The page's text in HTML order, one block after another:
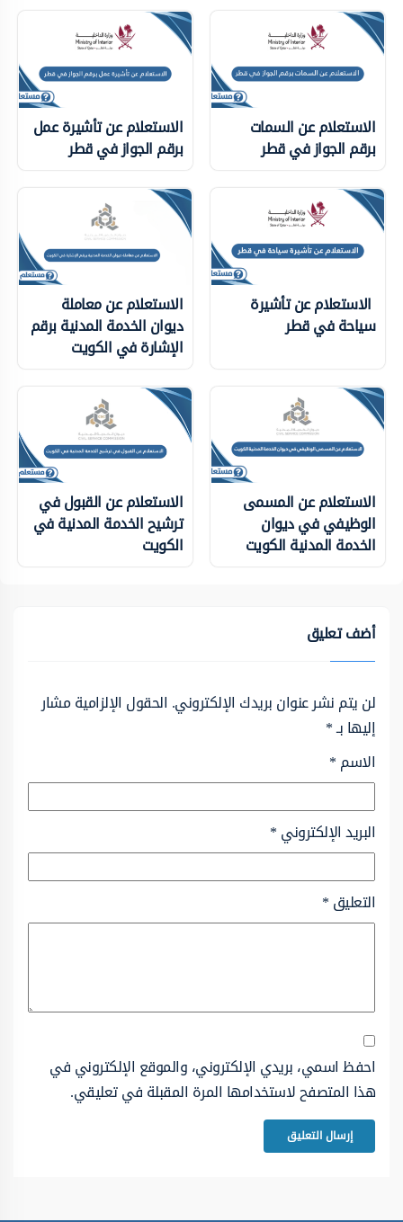
الاستعلام عن السمات
برقم الجواز في قطر
الاستعلام عن تأشيرة عمل
برقم الجواز في قطر
الاستعلام عن تأشيرة
سياحة في قطر
الاستعلام عن معاملة
ديوان الخدمة المدنية برقم
الإشارة في الكويت
الاستعلام عن المسمى
الوظيفي في ديوان
الخدمة المدنية الكويت
الاستعلام عن القبول في
ترشيح الخدمة المدنية في
الكويت
أضف تعليق
لن يتم نشر عنوان بريدك الإلكتروني. الحقول الإلزامية مشار
إليها بـ*
الاسم*
البريد الإلكتروني*
التعليق*
احفظ اسمي، بريدي الإلكتروني، والموقع الإلكتروني في
هذا المتصفح لاستخدامها المرة المقبلة في تعليقي.